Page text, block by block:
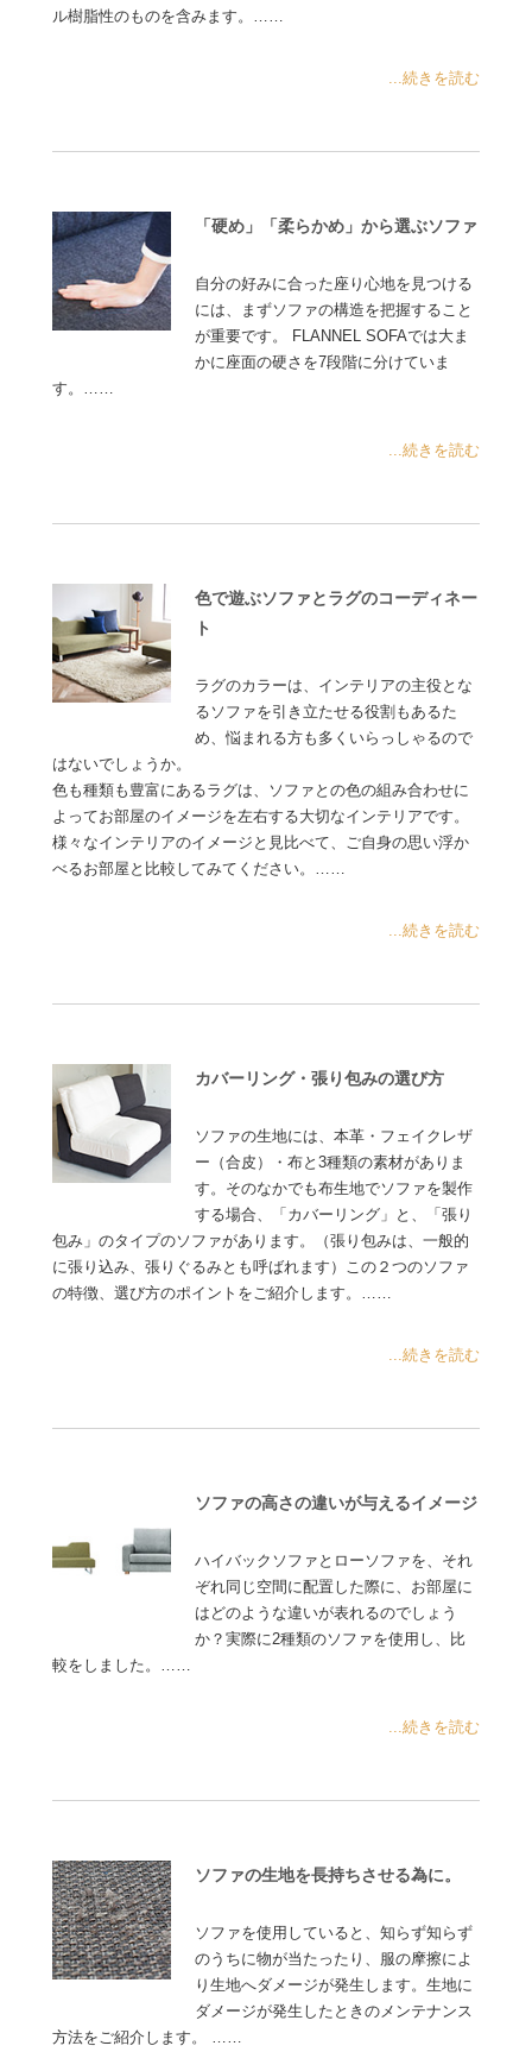
ル樹脂性のものを含みます。……
...続きを読む
「硬め」「柔らかめ」から選ぶソファ
自分の好みに合った座り心地を見つける
には、まずソファの構造を把握すること
が重要です。 FLANNEL SOFAでは大ま
かに座面の硬さを7段階に分けていま
す。……
...続きを読む
色で遊ぶソファとラグのコーディネー
ト
ラグのカラーは、インテリアの主役とな
るソファを引き立たせる役割もあるた
め、悩まれる方も多くいらっしゃるので
はないでしょうか。
色も種類も豊富にあるラグは、ソファとの色の組み合わせに
よってお部屋のイメージを左右する大切なインテリアです。
様々なインテリアのイメージと見比べて、ご自身の思い浮か
べるお部屋と比較してみてください。……
...続きを読む
カバーリング・張り包みの選び方
ソファの生地には、本革・フェイクレザ
ー（合皮）・布と3種類の素材がありま
す。そのなかでも布生地でソファを製作
する場合、「カバーリング」と、「張り
包み」のタイプのソファがあります。（張り包みは、一般的
に張り込み、張りぐるみとも呼ばれます）この２つのソファ
の特徴、選び方のポイントをご紹介します。……
...続きを読む
ソファの高さの違いが与えるイメージ
ハイバックソファとローソファを、それ
ぞれ同じ空間に配置した際に、お部屋に
はどのような違いが表れるのでしょう
か？実際に2種類のソファを使用し、比
較をしました。……
...続きを読む
ソファの生地を長持ちさせる為に。
ソファを使用していると、知らず知らず
のうちに物が当たったり、服の摩擦によ
り生地へダメージが発生します。生地に
ダメージが発生したときのメンテナンス
方法をご紹介します。 ……